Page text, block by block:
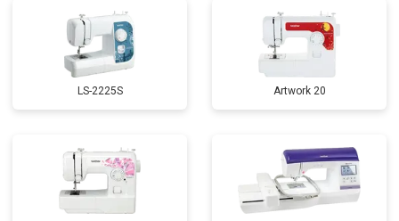
LS-2225S Artwork 20